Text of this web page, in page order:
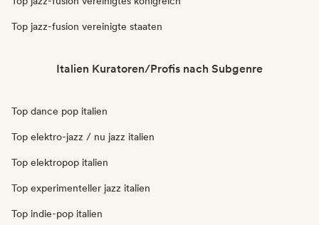
Top jazz-fusion vereinigte staaten
Italien Kuratoren/Profis nach Subgenre
Top dance pop italien
Top elektro-jazz / nu jazz italien
Top elektropop italien
Top experimenteller jazz italien
Top indie-pop italien